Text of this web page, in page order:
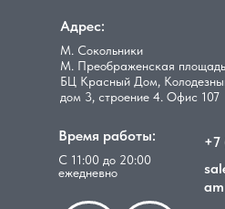
Адрес:
М. Сокольники
М. Преображенская площадь
БЦ Красный Дом,
дом 3, строение 4. Офис 107
Время работы:
С 11:00 до 20:00
ежедневно
+7